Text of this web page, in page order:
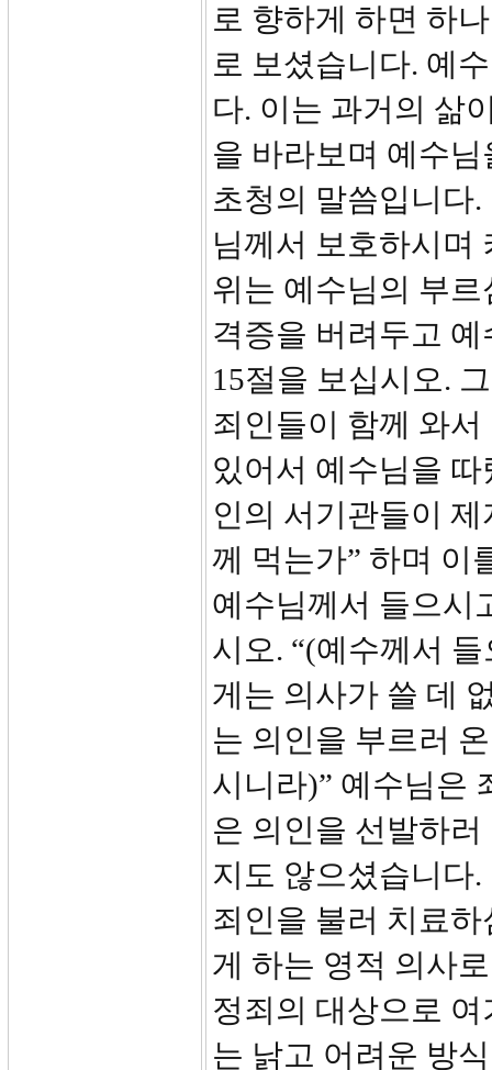
로 향하게 하면 하
로 보셨습니다. 예
다. 이는 과거의 삶
을 바라보며 예수
초청의 말씀입니다
님께서 보호하시며
위는 예수님의 부
격증을 버려두고
15절을 보십시오.
죄인들이 함께 와
있어서 예수님을
인의 서기관들이
께 먹는가” 하며 이
예수님께서 들으시
시오. “(예수께서
게는 의사가 쓸 데
는 의인을 부르러
시니라)” 예수님은
은 의인을 선발하
지도 않으셨습니다
죄인을 불러 치료
게 하는 영적 의사
정죄의 대상으로
는 낡고 어려운 방